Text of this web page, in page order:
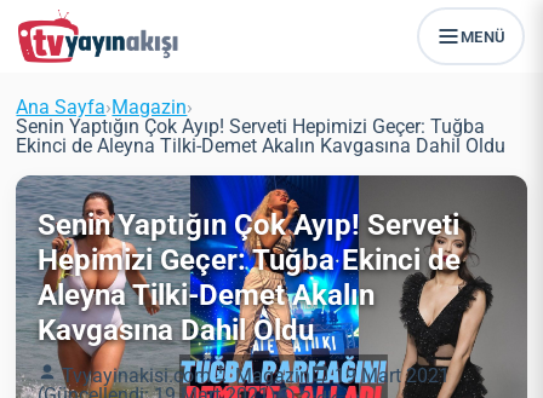
MENÜ
Ana Sayfa›Magazin›
Senin Yaptığın Çok Ayıp! Serveti Hepimizi Geçer: Tuğba
Ekinci de Aleyna Tilki-Demet Akalın Kavgasına Dahil Oldu
Senin Yaptığın Çok Ayıp! Serveti
Hepimizi Geçer: Tuğba Ekinci de
Aleyna Tilki-Demet Akalın
Kavgasına Dahil Oldu
Tvyayinakisi.com Magazin
19 Mart 2021